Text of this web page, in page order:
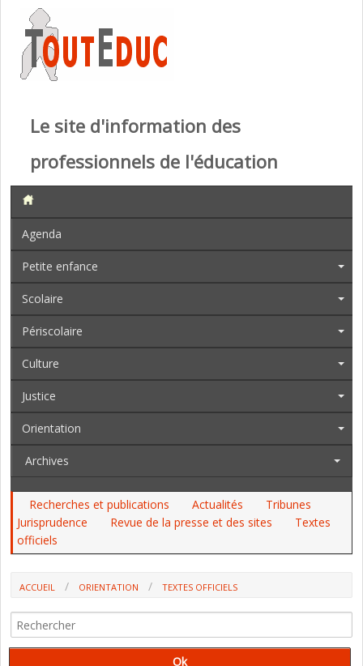
Le site d'information des
professionnels de l'éducation
Agenda
Petite enfance
Scolaire
Périscolaire
Culture
Justice
Orientation
Archives
Recherches et publications Actualités
Tribunes
Jurisprudence
Revue de la presse et des sites
Textes
officiels
ACCUEIL ORIENTATION TEXTES OFFICIELS